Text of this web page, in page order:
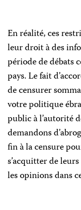
En réalité, ces
leur droit à des
période de débats
pays. Le fait
de censurer
votre politique
public à l’autorité
demandons
fin à la censure
s’acquitter de
les opinions dans